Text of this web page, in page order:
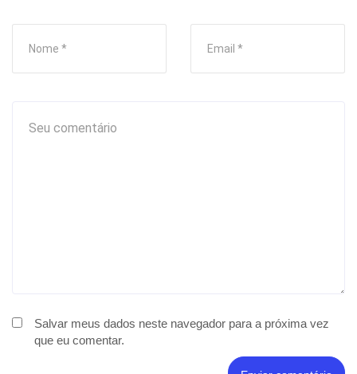
Salvar meus dados neste navegador para a próxima vez
que eu comentar.